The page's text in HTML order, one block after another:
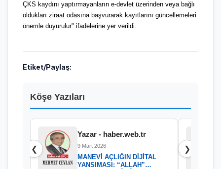
ÇKS kaydını yaptırmayanların e-devlet üzerinden veya bağlı
oldukları ziraat odasına başvurarak kayıtlarını güncellemeleri
önemle duyurulur" ifadelerine yer verildi.
Etiket/Paylaş:
Köşe Yazıları
❮
Yazar - haber.web.tr
9 Mart 2026
MANEVİ AÇLIĞIN DİJİTAL
YANSIMASI: “ALLAH”
❯